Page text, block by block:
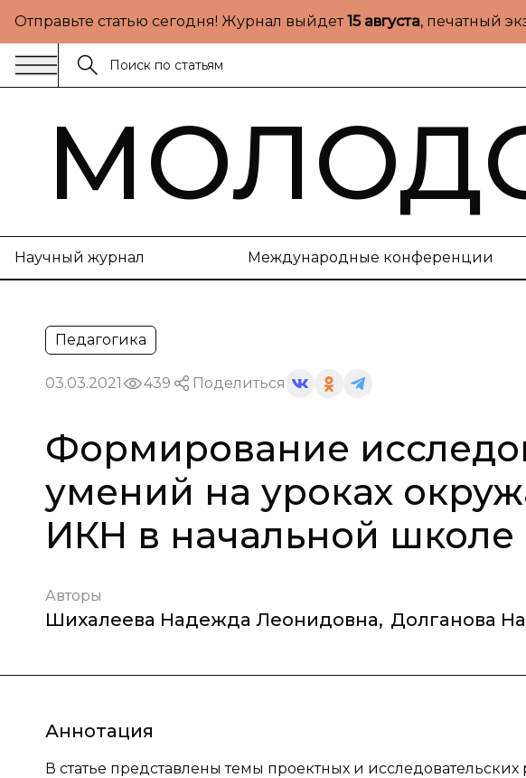
Отправьте статью сегодня! Журнал выйдет15 августа, печатный
Научный журнал Международные конференции
Педагогика
03.03.2021 439 Поделиться
Формирование
умений на уроках
ИКН в начальной
Авторы
Шихалеева Надежда Леонидовна, Долганова
Аннотация
В статье представлены темы проектных и